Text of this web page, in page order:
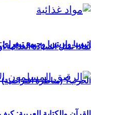
إثيوبيا وإريتريا وجبهة
الحرب؟ (مناظرة افتراضية)
لماذا تمثل السيادة الغذائية